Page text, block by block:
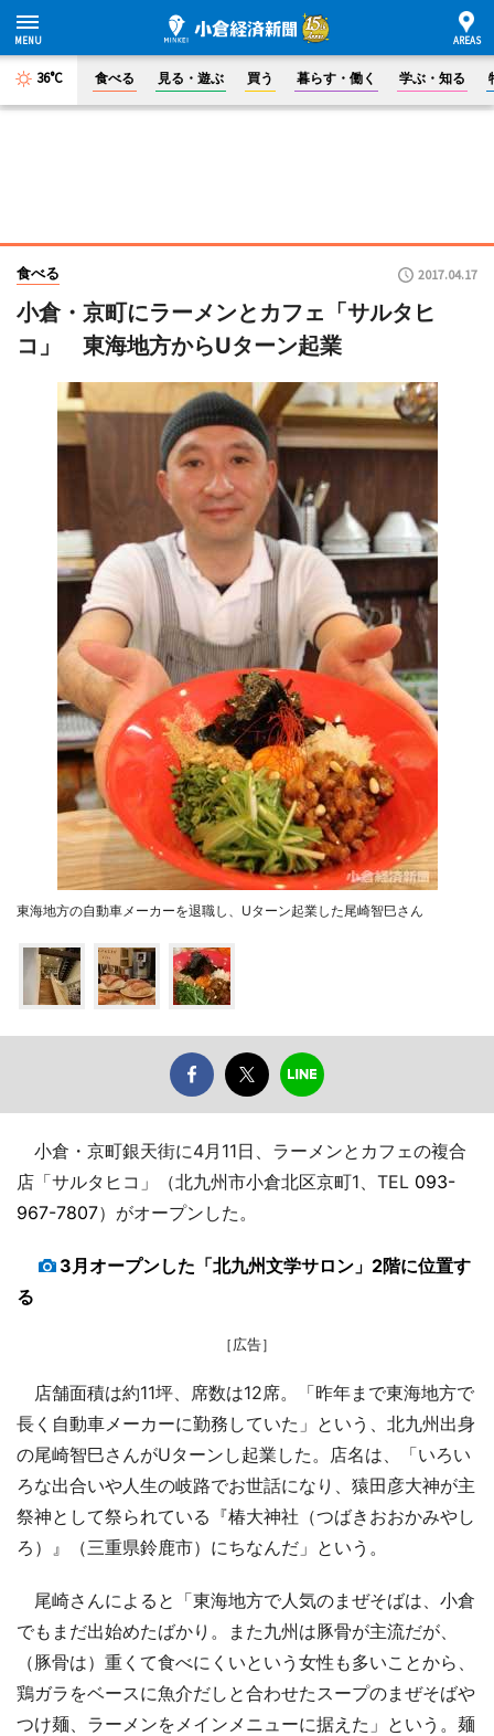
36°C 食べる 見る・遊ぶ 買う 暮らす・働く 学ぶ・知る
食べる 2017.04.17
小倉・京町にラーメンとカフェ「サルタヒ
コ」 東海地方からUターン起業
東海地方の自動車メーカーを退職し、Uターン起業した尾崎智巳さん
小倉・京町銀天街に4月11日、ラーメンとカフェの複合
店「サルタヒコ」（北九州市小倉北区京町1、TEL 093-
967-7807）がオープンした。
3月オープンした「北九州文学サロン」2階に位置す
る
［広告］
店舗面積は約11坪、席数は12席。「昨年まで東海地方で
長く自動車メーカーに勤務していた」という、北九州出身
の尾崎智巳さんがUターンし起業した。店名は、「いろい
ろな出合いや人生の岐路でお世話になり、猿田彦大神が主
祭神として祭られている『椿大神社（つばきおおかみやし
ろ）』（三重県鈴鹿市）にちなんだ」という。
尾崎さんによると「東海地方で人気のまぜそばは、小倉
でもまだ出始めたばかり。また九州は豚骨が主流だが、
（豚骨は）重くて食べにくいという女性も多いことから、
鶏ガラをベースに魚介だしと合わせたスープのまぜそばや
つけ麺、ラーメンをメインメニューに据えた」という。麺